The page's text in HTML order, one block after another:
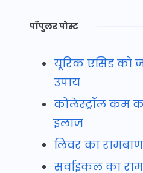
पॉपुलर पोस्ट
यूरिक एसिड को
उपाय
कोलेस्ट्रॉल कम
इलाज
लिवर का
सर्वाइकल का